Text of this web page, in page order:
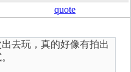
quote
去玩，真的好像有拍出